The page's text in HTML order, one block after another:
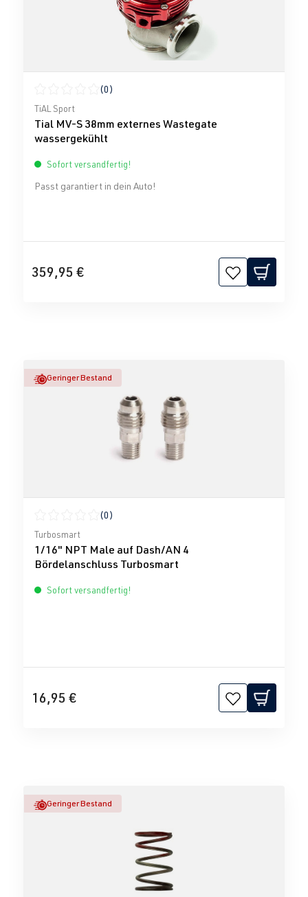
Durchschnittliche Bewertung von 0 von 5 Sternen
(0)
TiAL Sport
Tial MV-S 38mm externes Wastegate
wassergekühlt
Sofort versandfertig!
Passt garantiert in dein Auto!
359,95 €
Geringer Bestand
Durchschnittliche Bewertung von 0 von 5 Sternen
(0)
Turbosmart
1/16" NPT Male auf Dash/AN 4
Bördelanschluss Turbosmart
Sofort versandfertig!
16,95 €
Geringer Bestand